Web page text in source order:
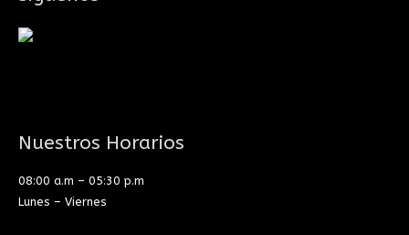
Nuestros Horarios
08:00 a.m – 05:30 p.m
Lunes – Viernes